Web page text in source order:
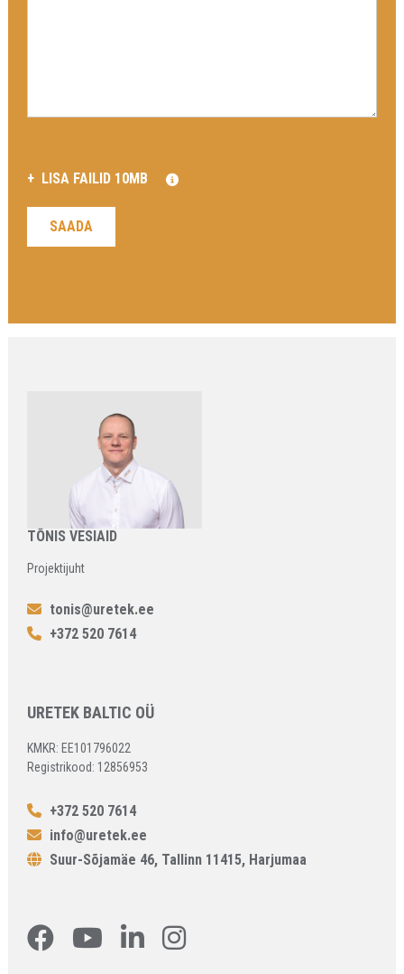
TÕNIS VESIAID
Projektijuht
tonis@uretek.ee
+372 520 7614
URETEK BALTIC OÜ
KMKR: EE101796022
Registrikood: 12856953
+372 520 7614
info@uretek.ee
Suur-Sõjamäe 46, Tallinn 11415, Harjumaa